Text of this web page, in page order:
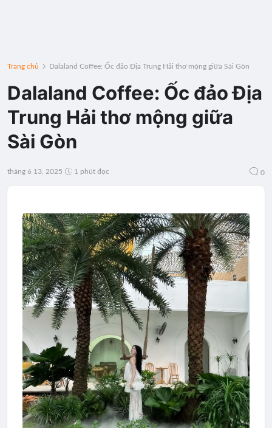
Trang chủ Dalaland Coffee: Ốc đảo Địa Trung Hải thơ mộng giữa Sài Gòn
Dalaland Coffee: Ốc đảo Địa
Trung Hải thơ mộng giữa
Sài Gòn
tháng 6 13, 2025 1 phút đọc 0